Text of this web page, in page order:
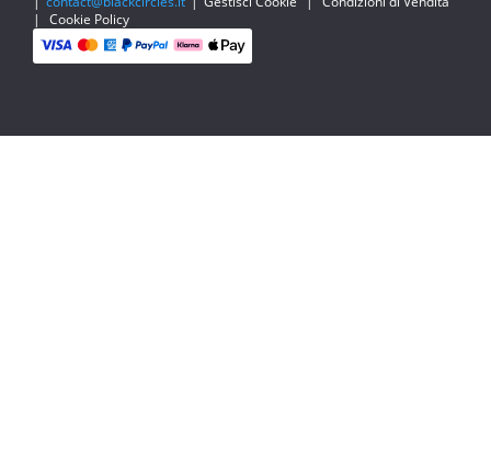
|
Cookie Policy